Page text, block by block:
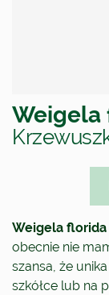
Weigela
Weigela florida
obecnie nie
szansa, że
szkółce lub na